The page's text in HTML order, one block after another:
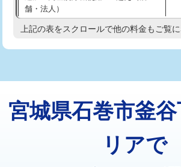
排水管工事（追加 排水管工事/3ｍ超
え）
マス交換（土の掘削・埋め戻し作業）
マス交換（深さ50㎝以上）
コンクリート斫り（厚さ10㎝超え）
舗・法人）
高度高圧洗浄換
トーラー機使用/3mまで
追加トーラー機使用/3m超え
上記の表をスクロールで他の料金もご覧に
宮城県石巻市釜
リアで